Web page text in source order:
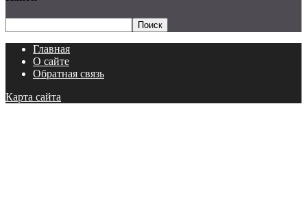
Главная
О сайте
Обратная связь
Карта сайта